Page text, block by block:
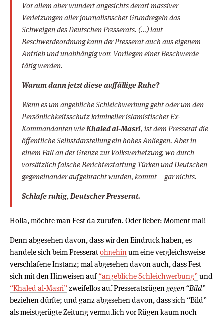
Vor allem aber wundert angesichts derart massiver
Verletzungen aller journalistischer Grundregeln das
Schweigen des Deutschen Presserats. (…) laut
Beschwerdeordnung kann der Presserat auch aus eigenem
Antrieb und unabhängig vom Vorliegen einer Beschwerde
tätig werden.
Warum dann jetzt diese auffällige Ruhe?
Wenn es um angebliche Schleichwerbung geht oder um den
Persönlichkeitsschutz krimineller islamistischer Ex-
Kommandanten wie Khaled al-Masri, ist dem Presserat die
öffentliche Selbstdarstellung ein hohes Anliegen. Aber in
einem Fall an der Grenze zur Volksverhetzung, wo durch
vorsätzlich falsche Berichterstattung Türken und Deutschen
gegeneinander aufgebracht wurden, kommt – gar nichts.
Schlafe ruhig, Deutscher Presserat.
Holla, möchte man Fest da zurufen. Oder lieber: Moment mal!
Denn abgesehen davon, dass wir den Eindruck haben, es
handele sich beim Presseratohnehin um eine vergleichsweise
verschlafene Instanz; mal abgesehen davon auch, dass Fest
sich mit den Hinweisen auf“angebliche Schleichwerbung”und
“Khaled al-Masri” zweifellos auf Presseratsrügen gegen “Bild”
beziehen dürfte; und ganz abgesehen davon, dass sich “Bild”
als meistgerügte Zeitung vermutlich vor Rügen kaum noch